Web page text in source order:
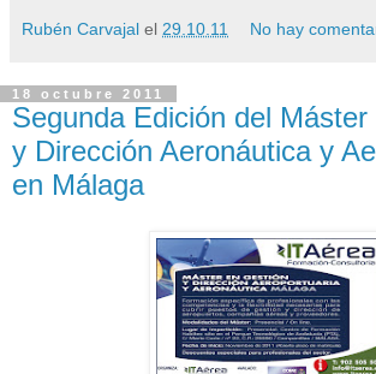
Rubén Carvajal el 29.10.11 No hay
18 octubre 2011
Segunda Edición del
y Dirección Aeronáutica y
en Málaga